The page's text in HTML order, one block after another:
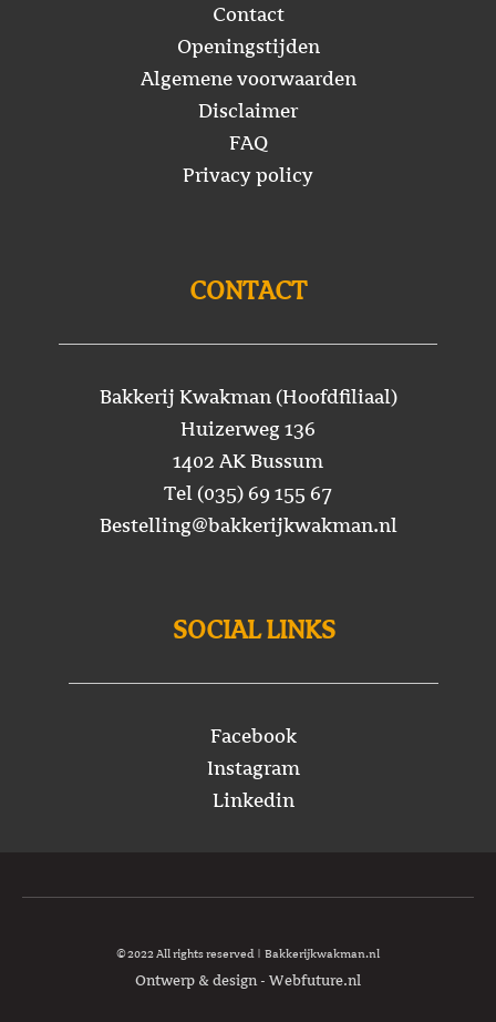
Contact
Openingstijden
Algemene voorwaarden
Disclaimer
FAQ
Privacy policy
CONTACT
Bakkerij Kwakman (Hoofdfiliaal)
Huizerweg 136
1402 AK Bussum
Tel (035) 69 155 67
Bestelling@bakkerijkwakman.nl
SOCIAL LINKS
Facebook
Instagram
Linkedin
© 2022 All rights reserved | Bakkerijkwakman.nl
Ontwerp & design - Webfuture.nl